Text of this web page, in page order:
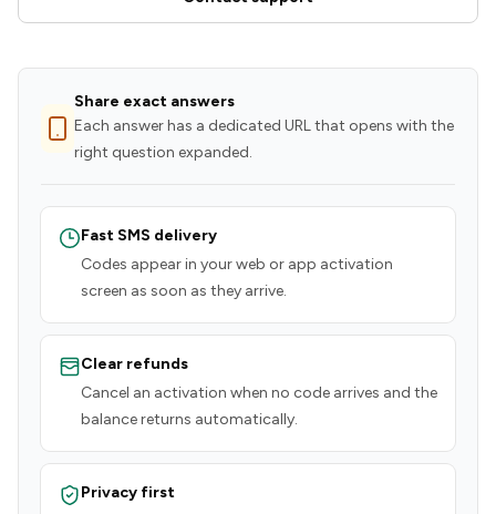
Share exact answers
Each answer has a dedicated URL that opens with the
right question expanded.
Fast SMS delivery
Codes appear in your web or app activation
screen as soon as they arrive.
Clear refunds
Cancel an activation when no code arrives and the
balance returns automatically.
Privacy first